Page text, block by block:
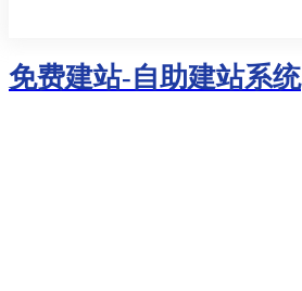
免费建站-自助建站系统